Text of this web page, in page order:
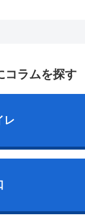
コラムを探す
レ